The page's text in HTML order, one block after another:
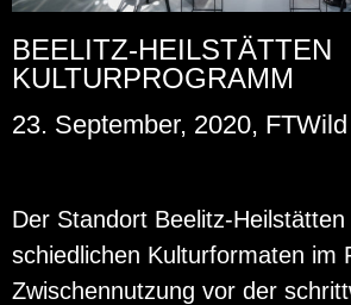
BEELITZ-HEILSTÄTTEN
KULTURPROGRAMM
23. September, 2020,
Der Stand­ort Bee­litz-
schied­li­chen Kul­tur­for­ma­ten im
Zwi­schen­nut­zung vor der